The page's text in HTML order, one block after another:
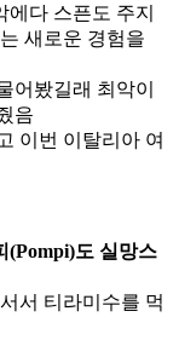
다 스픈도 주지
새로운 경험을
어봤길래 최악이
음
이번 이탈리아 여
(Pompi)도 실망스
서 티라미수를 먹